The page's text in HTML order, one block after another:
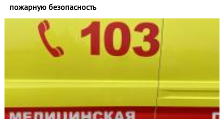
пожарную безопасность